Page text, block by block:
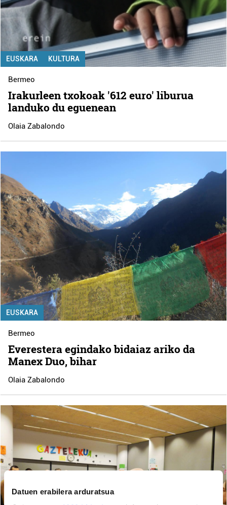
Datuen erabilera arduratsua
EUSKARA KULTURA
Bermeo
Irakurleen txokoak '612 euro' liburua
landuko du eguenean
Olaia Zabalondo
EUSKARA
Bermeo
Everestera egindako bidaiaz ariko da
Manex Duo, bihar
Olaia Zabalondo